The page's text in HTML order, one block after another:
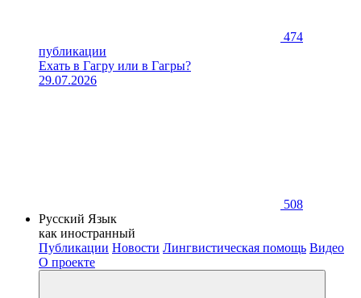
474
публикации
Ехать в Гагру или в Гагры?
29.07.2026
508
Русский Язык
как иностранный
Публикации Новости Лингвистическая помощь Видео
О проекте